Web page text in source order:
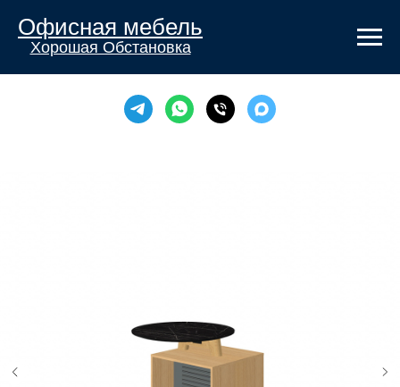
Офисная мебель
Хорошая Обстановка